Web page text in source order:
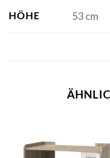
HÖHE 53 cm